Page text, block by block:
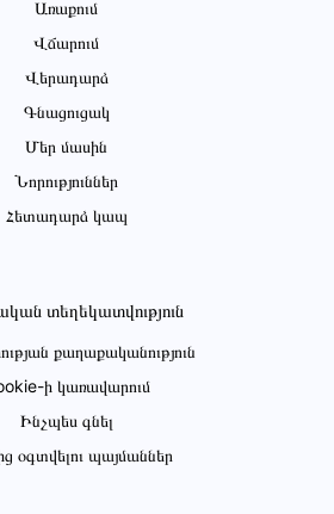
Առաքում
Վճարում
Վերադարձ
Գնացուցակ
Մեր մասին
Նորություններ
Հետադարձ կապ
տեղեկատվություն
քաղաքականություն
ի կառավարում
Ինչպես գնել
օգտվելու պայմաններ